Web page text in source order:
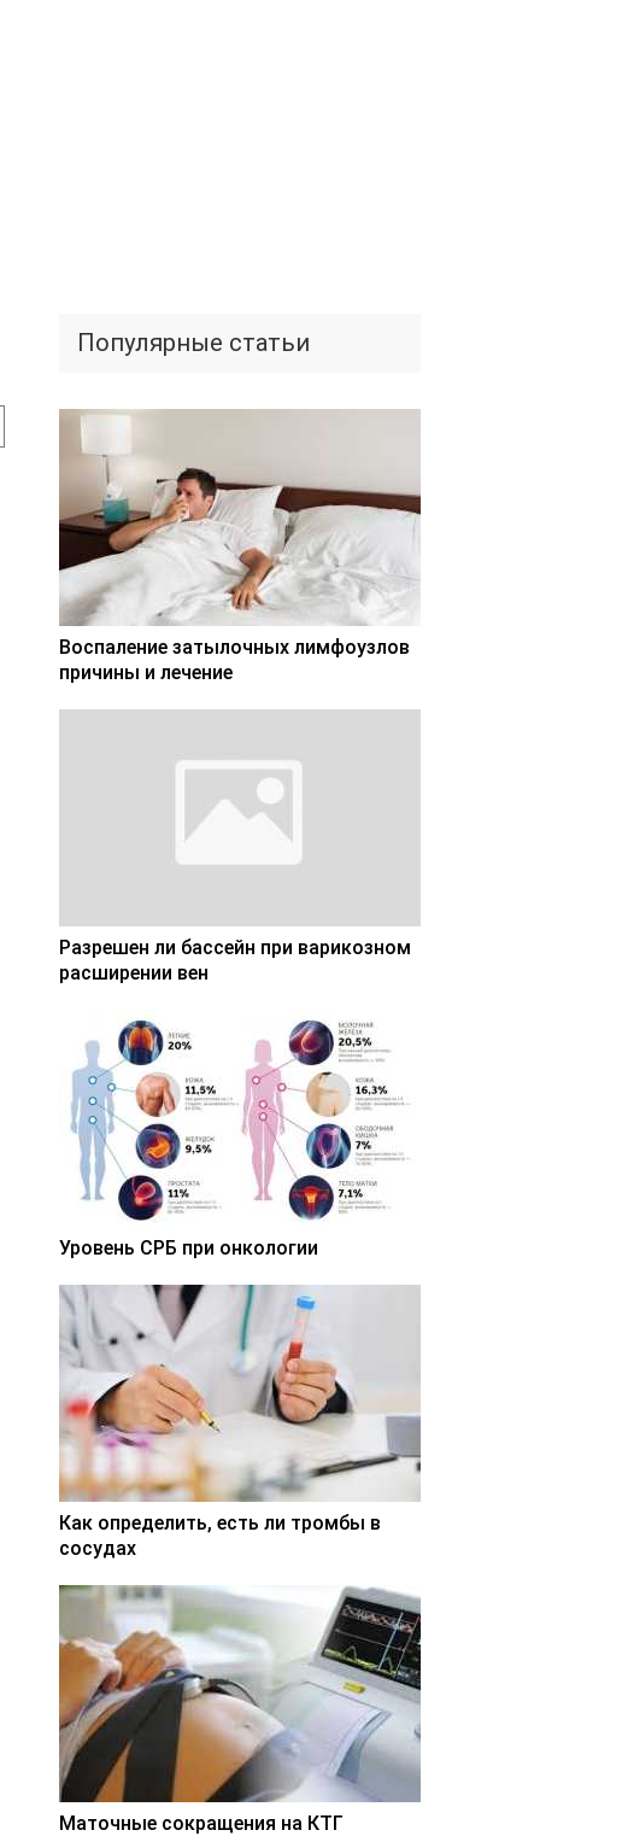
Популярные статьи
Воспаление затылочных лимфоузлов
причины и лечение
Разрешен ли бассейн при варикозном
расширении вен
Уровень СРБ при онкологии
Как определить, есть ли тромбы в
сосудах
Маточные сокращения на КТГ